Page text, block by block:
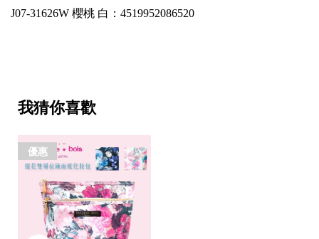
J07-31626W 櫻桃 白：4519952086520
我猜你喜歡
優惠